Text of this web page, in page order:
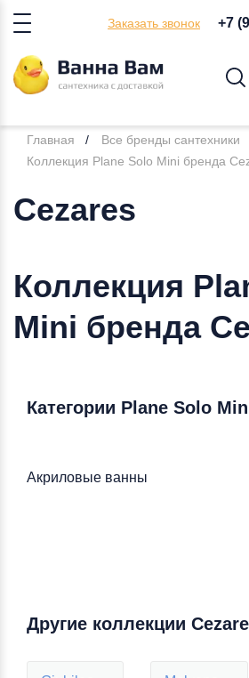
Заказать звонок +7
Главная Все бренды сантехники
Коллекция Plane Solo Mini бренда
Cezares
Коллекция
Mini бренда
Категории Plane Solo
Акриловые ванны
Другие коллекции